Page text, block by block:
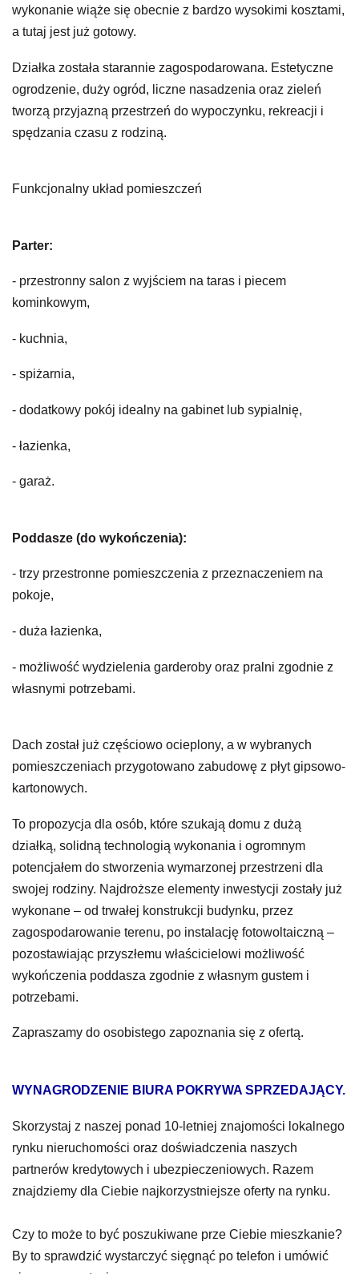
wykonanie wiąże się obecnie z bardzo wysokimi kosztami,
a tutaj jest już gotowy.
Działka została starannie zagospodarowana. Estetyczne
ogrodzenie, duży ogród, liczne nasadzenia oraz zieleń
tworzą przyjazną przestrzeń do wypoczynku, rekreacji i
spędzania czasu z rodziną.
Funkcjonalny układ pomieszczeń
Parter:
- przestronny salon z wyjściem na taras i piecem
kominkowym,
- kuchnia,
- spiżarnia,
- dodatkowy pokój idealny na gabinet lub sypialnię,
- łazienka,
- garaż.
Poddasze (do wykończenia):
- trzy przestronne pomieszczenia z przeznaczeniem na
pokoje,
- duża łazienka,
- możliwość wydzielenia garderoby oraz pralni zgodnie z
własnymi potrzebami.
Dach został już częściowo ocieplony, a w wybranych
pomieszczeniach przygotowano zabudowę z płyt gipsowo-
kartonowych.
To propozycja dla osób, które szukają domu z dużą
działką, solidną technologią wykonania i ogromnym
potencjałem do stworzenia wymarzonej przestrzeni dla
swojej rodziny. Najdroższe elementy inwestycji zostały już
wykonane – od trwałej konstrukcji budynku, przez
zagospodarowanie terenu, po instalację fotowoltaiczną –
pozostawiając przyszłemu właścicielowi możliwość
wykończenia poddasza zgodnie z własnym gustem i
potrzebami.
Zapraszamy do osobistego zapoznania się z ofertą.
WYNAGRODZENIE BIURA POKRYWA SPRZEDAJĄCY.
Skorzystaj z naszej ponad 10-letniej znajomości lokalnego
rynku nieruchomości oraz doświadczenia naszych
partnerów kredytowych i ubezpieczeniowych. Razem
znajdziemy dla Ciebie najkorzystniejsze oferty na rynku.
Czy to może to być poszukiwane prze Ciebie mieszkanie?
By to sprawdzić wystarczyć sięgnąć po telefon i umówić